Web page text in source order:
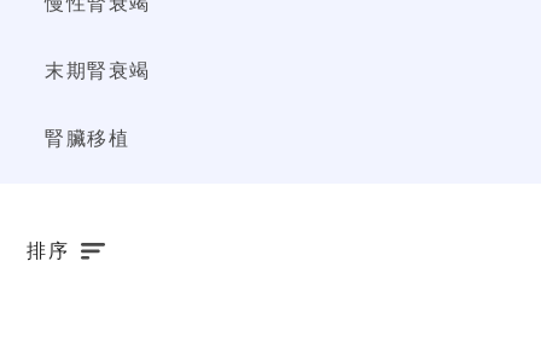
末期腎衰竭
腎臟移植
排序